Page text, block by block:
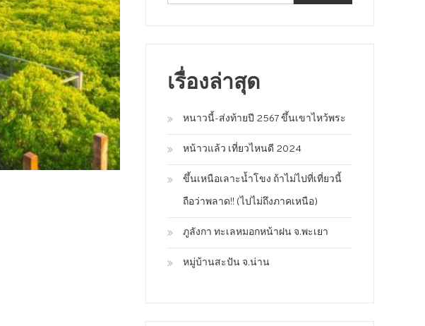
เรื่องล่าสุด
หนาวนี้-ส่งท้ายปี 2567 ขึ้นเขาไหว้พระ
หน้าวแล้ว เที่ยวไหนดี 2024
ขึ้นเหนือเลาะน้ำโขง ถ้าไม่ไปที่เที่ยวนี้
ถือว่าพลาด!! (ไปไม่ถึงภาคเหนือ)
ภูลังกา ทะเลหมอกหน้าฝน จ.พะเยา
หมู่บ้านสะปัน จ.น่าน